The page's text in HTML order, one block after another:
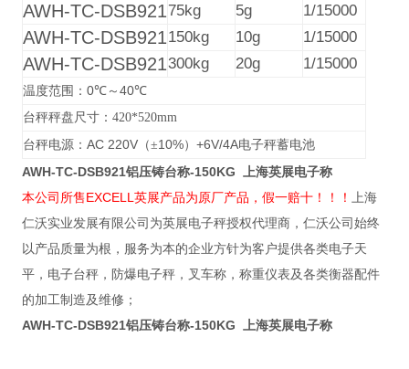
AWH-TC-DSB92175kg 5g 1/15000
AWH-TC-DSB921150kg 10g 1/15000
AWH-TC-DSB921300kg 20g 1/15000
温度范围： 0℃～ 40℃
台秤秤盘尺寸：420*520mm
台秤电源： AC 220V（±10%） +6V/4A电子秤蓄电池
AWH-TC-DSB921铝压铸台称-150KG 上海英展电子称
本公司所售EXCELL英展产品为原厂产品，假一赔十！！！ 上海
仁沃实业发展有限公司为英展电子秤授权代理商，仁沃公司始终
以产品质量为根，服务为本的企业方针为客户提供各类电子天
平，电子台秤，防爆电子秤，叉车称，称重仪表及各类衡器配件
的加工制造及维修；
AWH-TC-DSB921铝压铸台称-150KG 上海英展电子称